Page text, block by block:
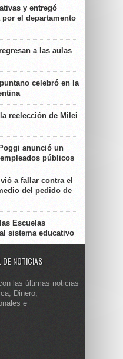
y entregó
el departamento
a las aulas
celebró en la
reelección de Milei
anunció un
públicos
a fallar contra el
del pedido de
Escuelas
sistema educativo
DE NOTICIAS
las últimas noticias
Dinero,
e